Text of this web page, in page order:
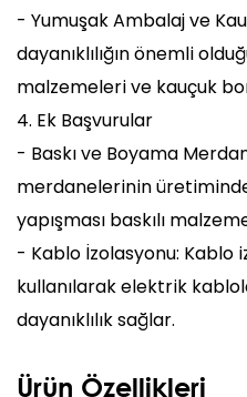
- Yumuşak Ambalaj ve
dayanıklılığın önemli
malzemeleri ve kauçuk
4. Ek Başvurular
- Baskı ve Boyama
merdanelerinin
yapışması baskılı
- Kablo İzolasyonu:
kullanılarak elektrik
dayanıklılık sağlar.
Ürün Özellikleri